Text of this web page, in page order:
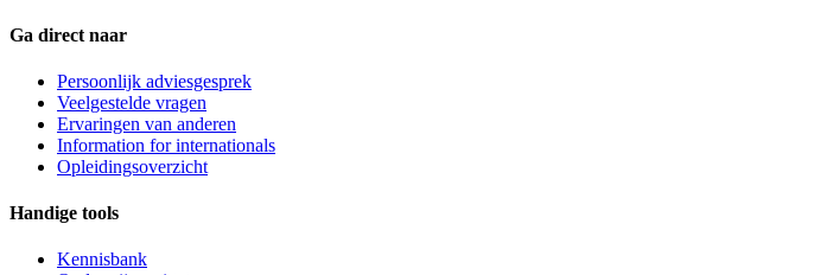
Ga direct naar
Persoonlijk adviesgesprek
Veelgestelde vragen
Ervaringen van anderen
Information for internationals
Opleidingsoverzicht
Handige tools
Kennisbank